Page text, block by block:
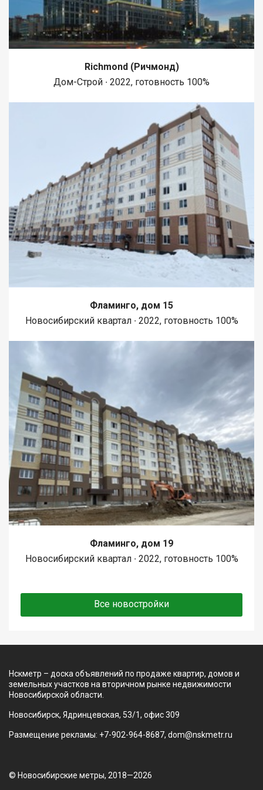
Richmond (Ричмонд)
Дом-Строй ∙ 2022, готовность 100%
Фламинго, дом 15
Новосибирский квартал ∙ 2022, готовность 100%
Фламинго, дом 19
Новосибирский квартал ∙ 2022, готовность 100%
Все новостройки
Нскметр – доска объявлений по продаже квартир, домов и
земельных участков на вторичном рынке недвижимости
Новосибирской области.
Новосибирск, Ядринцевская, 53/1, офис 309
Размещение рекламы: +7-902-964-8687, dom@nskmetr.ru
© Новосибирские метры, 2018—2026